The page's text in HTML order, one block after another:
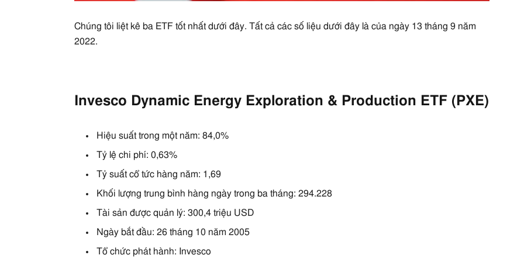
Chúng tôi liệt kê ba ETF tốt nhất dưới đây. Tất cả các số liệu dưới đây là của ngày 13 tháng 9 năm
2022.
Invesco Dynamic Energy Exploration & Production ETF (PXE)
Hiệu suất trong một năm: 84,0%
Tỷ lệ chi phí: 0,63%
Tỷ suất cổ tức hàng năm: 1,69
Khối lượng trung bình hàng ngày trong ba tháng: 294.228
Tài sản được quản lý: 300,4 triệu USD
Ngày bắt đầu: 26 tháng 10 năm 2005
Tổ chức phát hành: Invesco